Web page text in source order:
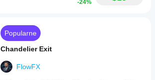
-24%
Popularne
Chandelier Exit
FlowFX